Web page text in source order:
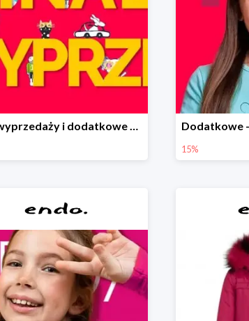
Finał wyprzedaży i dodatkowe 15%
15%